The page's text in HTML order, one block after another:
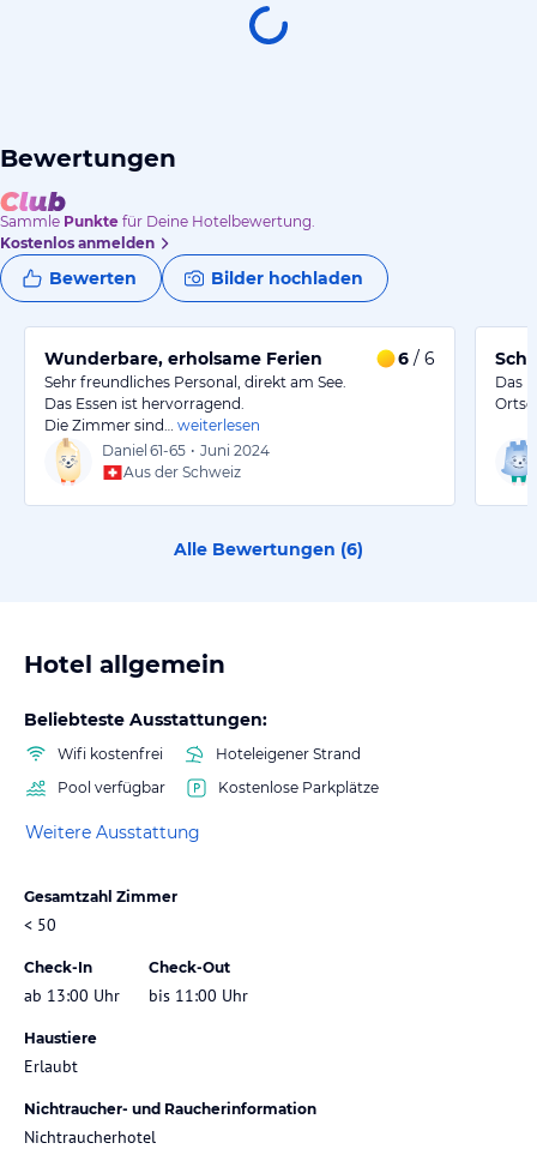
Bewertungen
Sammle Punkte für Deine Hotelbewertung.
Kostenlos anmelden
Bewerten Bilder hochladen
Wunderbare, erholsame Ferien 6 / 6
Sehr freundliches Personal, direkt am See.
Das Essen ist hervorragend.
Die Zimmer sind…
weiterlesen
Daniel 61-65 • Juni 2024
Aus der Schweiz
Das
Alle Bewertungen (6)
Hotel allgemein
Beliebteste Ausstattungen:
Wifi kostenfrei
Hoteleigener Strand
Pool verfügbar
Kostenlose Parkplätze
Weitere Ausstattung
Gesamtzahl Zimmer
< 50
Check-In
ab 13:00 Uhr
Check-Out
bis 11:00 Uhr
Haustiere
Erlaubt
Nichtraucher- und Raucherinformation
Nichtraucherhotel